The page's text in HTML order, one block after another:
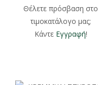
Θέλετε πρόσβαση στο
τιμοκατάλογο μας;
Κάντε Εγγραφή!